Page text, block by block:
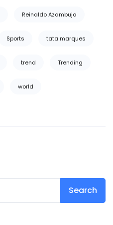
Reinaldo Azambuja
Sports tata marques
trend Trending
world